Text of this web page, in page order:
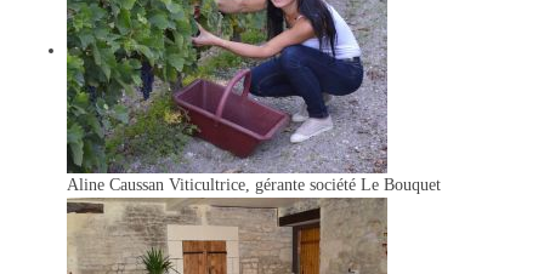
Aline Caussan Viticultrice, gérante société Le Bouquet